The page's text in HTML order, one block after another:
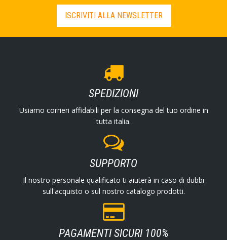
ISCRIVITI ALLA NEWSLETTER
SPEDIZIONI
Usiamo corrieri affidabili per la consegna del tuo ordine in
tutta italia.
SUPPORTO
Il nostro personale qualificato ti aiuterà in caso di dubbi
sull'acquisto o sul nostro catalogo prodotti.
PAGAMENTI SICURI 100%